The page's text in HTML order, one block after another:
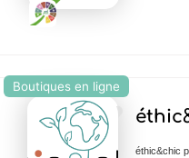
Boutiques en ligne
éthic&chic